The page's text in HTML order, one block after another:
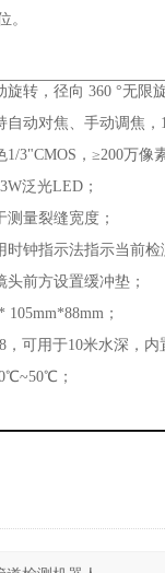
。
旋转，径向 360 °无限
自动对焦、手动调焦，
3"CMOS，≥200万像
泛光LED；
量裂缝宽度；
时钟指示法指示当前检
头前方设置缓冲垫；
；
，可用于10米水深，
；